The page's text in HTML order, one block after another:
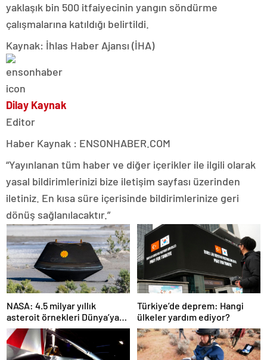
yaklaşık bin 500 itfaiyecinin yangın söndürme
çalışmalarına katıldığı belirtildi.
Kaynak: İhlas Haber Ajansı (İHA)
Dilay Kaynak
Editor
Haber Kaynak : ENSONHABER.COM
“Yayınlanan tüm haber ve diğer içerikler ile ilgili olarak
yasal bildirimlerinizi bize iletişim sayfası üzerinden
iletiniz. En kısa süre içerisinde bildirimlerinize geri
dönüş sağlanılacaktır.”
NASA: 4.5 milyar yıllık
asteroit örnekleri Dünya’ya
getirildi; yaşamın
başlangıcına ışık tutabilir
Türkiye’de deprem: Hangi
ülkeler yardım ediyor?